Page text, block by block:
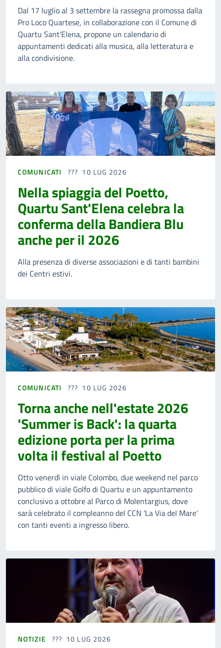
Dal 17 luglio al 3 settembre la rassegna promossa dalla
Pro Loco Quartese, in collaborazione con il Comune di
Quartu Sant'Elena, propone un calendario di
appuntamenti dedicati alla musica, alla letteratura e
alla condivisione.
COMUNICATI 10 LUG 2026
Nella spiaggia del Poetto,
Quartu Sant'Elena celebra la
conferma della Bandiera Blu
anche per il 2026
Alla presenza di diverse associazioni e di tanti bambini
dei Centri estivi.
COMUNICATI 10 LUG 2026
Torna anche nell'estate 2026
'Summer is Back': la quarta
edizione porta per la prima
volta il festival al Poetto
Otto venerdì in viale Colombo, due weekend nel parco
pubblico di viale Golfo di Quartu e un appuntamento
conclusivo a ottobre al Parco di Molentargius, dove
sarà celebrato il compleanno del CCN 'La Via del Mare'
con tanti eventi a ingresso libero.
NOTIZIE 10 LUG 2026